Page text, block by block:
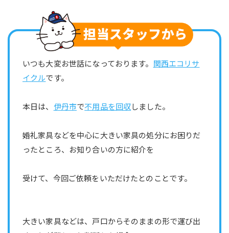
いつも大変お世話になっております。 関西エコリサ
イクルです。
本日は、 伊丹市で不用品を回収しました。
婚礼家具などを中心に大きい家具の処分にお困りだ
ったところ、お知り合いの方に紹介を
受けて、今回ご依頼をいただけたとのことです。
大きい家具などは、戸口からそのままの形で運び出